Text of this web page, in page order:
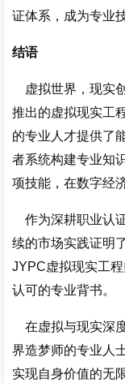
证体系，成为专业
结语
虚拟世界，现实
推出的虚拟现实工
的专业人才提供了
者系统构建专业知
项技能，在数字经
作为深耕职业认
续的市场实践证明
JYPC虚拟现实工
认可的专业背书。
在虚拟与现实深
界造梦师的专业人
实现自身价值的无